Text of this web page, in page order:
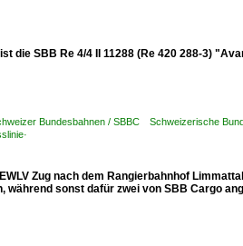
SBB Re 4/4 II 11288 (Re 420 288-3)
Bundesbahnen / SBBC Schweizerische
Zug nach dem Rangierbahnhof
während sonst dafür zwei von SBB Cargo